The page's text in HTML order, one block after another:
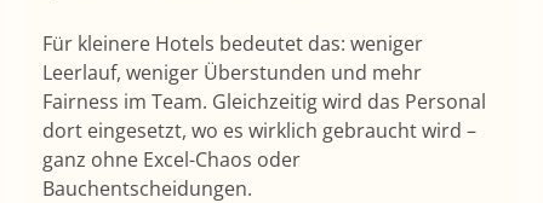
Für kleinere Hotels bedeutet das: weniger
Leerlauf, weniger Überstunden und mehr
Fairness im Team. Gleichzeitig wird das Personal
dort eingesetzt, wo es wirklich gebraucht wird –
ganz ohne Excel-Chaos oder
Bauchentscheidungen.